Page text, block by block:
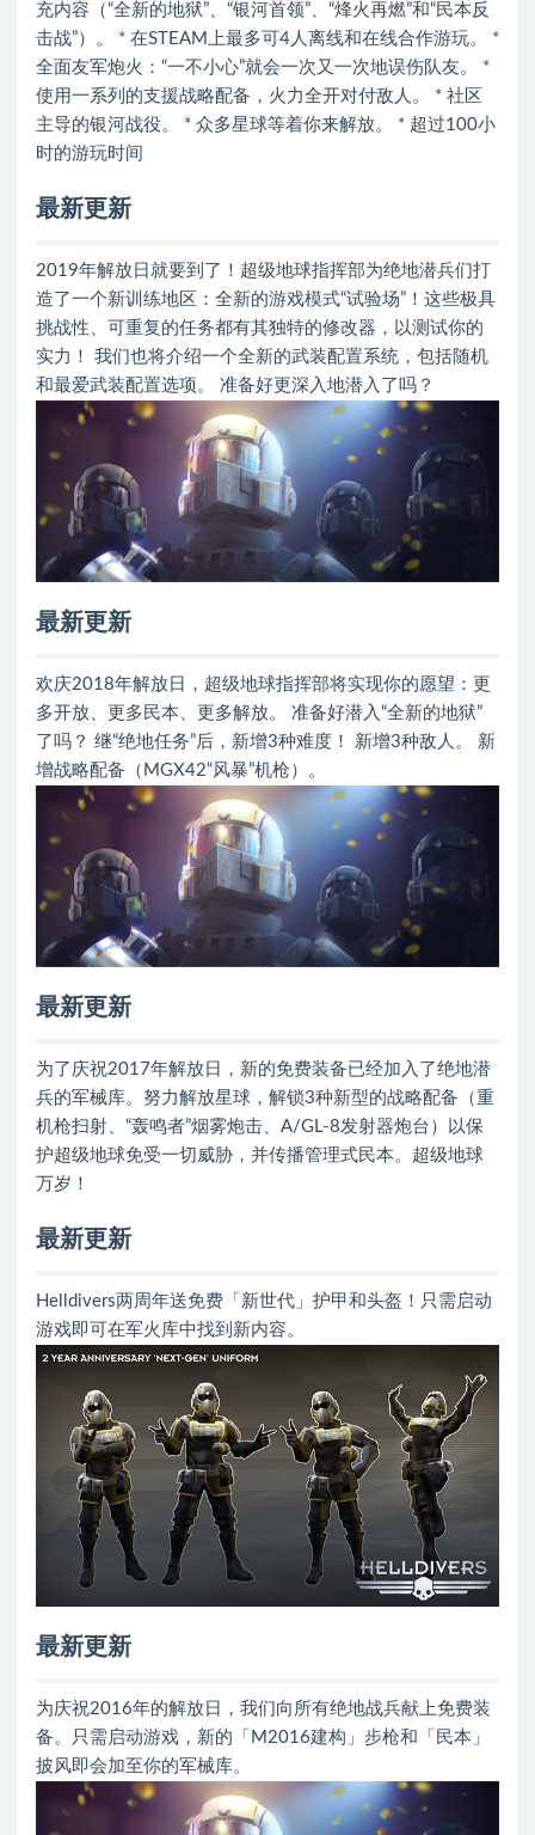
充内容（“全新的地狱”、“银河首领”、“烽火再燃”和“民本反
击战”）。 * 在STEAM上最多可4人离线和在线合作游玩。 *
全面友军炮火：“一不小心”就会一次又一次地误伤队友。 *
使用一系列的支援战略配备，火力全开对付敌人。 * 社区
主导的银河战役。 * 众多星球等着你来解放。 * 超过100小
时的游玩时间
最新更新
2019年解放日就要到了！超级地球指挥部为绝地潜兵们打
造了一个新训练地区：全新的游戏模式“试验场”！这些极具
挑战性、可重复的任务都有其独特的修改器，以测试你的
实力！ 我们也将介绍一个全新的武装配置系统，包括随机
和最爱武装配置选项。 准备好更深入地潜入了吗？
最新更新
欢庆2018年解放日，超级地球指挥部将实现你的愿望：更
多开放、更多民本、更多解放。 准备好潜入“全新的地狱”
了吗？ 继“绝地任务”后，新增3种难度！ 新增3种敌人。 新
增战略配备（MGX42“风暴”机枪）。
最新更新
为了庆祝2017年解放日，新的免费装备已经加入了绝地潜
兵的军械库。努力解放星球，解锁3种新型的战略配备（重
机枪扫射、“轰鸣者”烟雾炮击、A/GL-8发射器炮台）以保
护超级地球免受一切威胁，并传播管理式民本。超级地球
万岁！
最新更新
Helldivers两周年送免费「新世代」护甲和头盔！只需启动
游戏即可在军火库中找到新内容。
最新更新
为庆祝2016年的解放日，我们向所有绝地战兵献上免费装
备。只需启动游戏，新的「M2016建构」步枪和「民本」
披风即会加至你的军械库。